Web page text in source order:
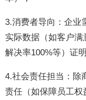
3.消费者导向：企业
实际数据（如客户
解决率100%等）证
4.社会责任担当：除
责任（如保障员工权